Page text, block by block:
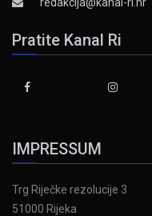
Pratite Kanal Ri
IMPRESSUM
Trg Riječke rezolucije 3
51000 Rijeka